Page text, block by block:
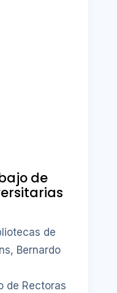
de
de
Bernardo
de Rectoras